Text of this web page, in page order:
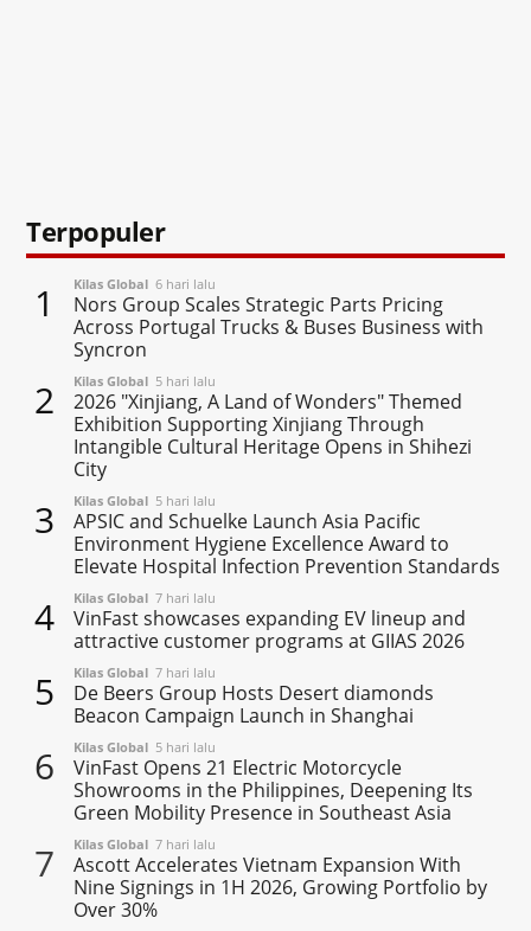
Terpopuler
1 Kilas Global 6 hari lalu
Nors Group Scales Strategic Parts Pricing
Across Portugal Trucks & Buses Business with
Syncron
2 Kilas Global 5 hari lalu
2026 "Xinjiang, A Land of Wonders" Themed
Exhibition Supporting Xinjiang Through
Intangible Cultural Heritage Opens in Shihezi
City
3 Kilas Global 5 hari lalu
APSIC and Schuelke Launch Asia Pacific
Environment Hygiene Excellence Award to
Elevate Hospital Infection Prevention Standards
4 Kilas Global 7 hari lalu
VinFast showcases expanding EV lineup and
attractive customer programs at GIIAS 2026
5 Kilas Global 7 hari lalu
De Beers Group Hosts Desert diamonds
Beacon Campaign Launch in Shanghai
6 Kilas Global 5 hari lalu
VinFast Opens 21 Electric Motorcycle
Showrooms in the Philippines, Deepening Its
Green Mobility Presence in Southeast Asia
7 Kilas Global 7 hari lalu
Ascott Accelerates Vietnam Expansion With
Nine Signings in 1H 2026, Growing Portfolio by
Over 30%